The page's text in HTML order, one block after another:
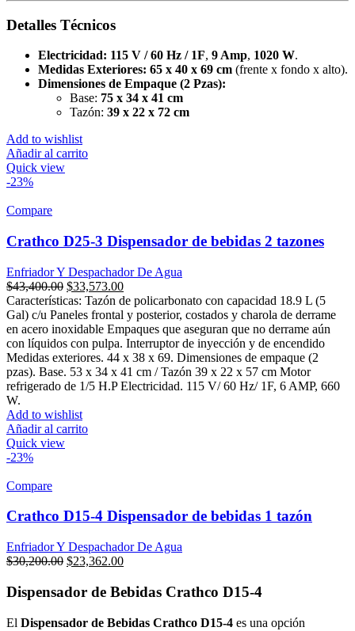
Detalles Técnicos
Electricidad: 115 V / 60 Hz / 1F, 9 Amp, 1020 W.
Medidas Exteriores: 65 x 40 x 69 cm (frente x fondo x alto).
Dimensiones de Empaque (2 Pzas):
Base: 75 x 34 x 41 cm
Tazón: 39 x 22 x 72 cm
Add to wishlist
Añadir al carrito
Quick view
-23%
Compare
Crathco D25-3 Dispensador de bebidas 2 tazones
Enfriador Y Despachador De Agua
$43,400.00 Original
price
was:
$43,400.00.
$33,573.00Current
price
is:
$33,573.00.
Características: Tazón de policarbonato con capacidad 18.9 L (5
Gal) c/u Paneles frontal y posterior, costados y charola de derrame
en acero inoxidable Empaques que aseguran que no derrame aún
con líquidos con pulpa. Interruptor de inyección y de encendido
Medidas exteriores. 44 x 38 x 69. Dimensiones de empaque (2
pzas). Base. 53 x 34 x 41 cm / Tazón 39 x 22 x 57 cm Motor
refrigerado de 1/5 H.P Electricidad. 115 V/ 60 Hz/ 1F, 6 AMP, 660
W.
Add to wishlist
Añadir al carrito
Quick view
-23%
Compare
Crathco D15-4 Dispensador de bebidas 1 tazón
Enfriador Y Despachador De Agua
$30,200.00 Original
was:
$23,362.00Current
is:
Dispensador de Bebidas Crathco D15-4
El Dispensador de Bebidas Crathco D15-4 es una opción